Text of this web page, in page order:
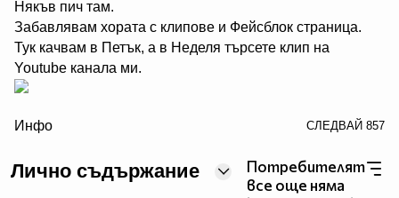
Някъв пич там.
Забавлявам хората с клипове и Фейсблок страница.
Тук качвам в Петък, а в Неделя търсете клип на
Youtube канала ми.
Инфо СЛЕДВАЙ 857
Лично съдържание
Потребителят
все още няма